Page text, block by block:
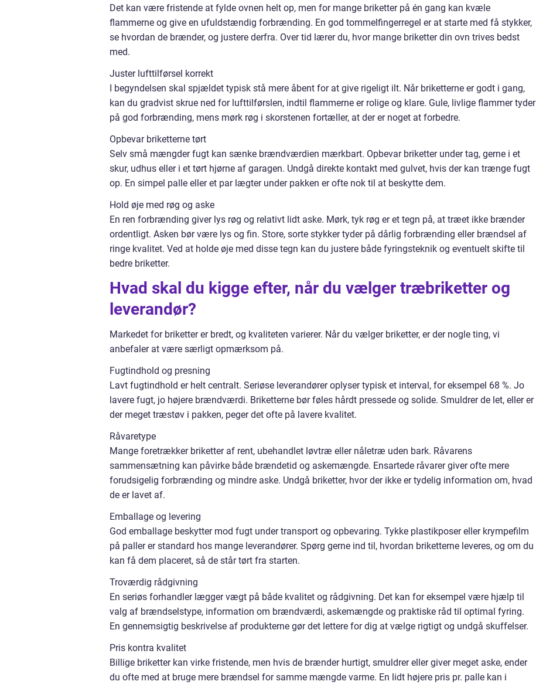
Det kan være fristende at fylde ovnen helt op, men for mange briketter på én gang kan kvæle
flammerne og give en ufuldstændig forbrænding. En god tommelfingerregel er at starte med få stykker,
se hvordan de brænder, og justere derfra. Over tid lærer du, hvor mange briketter din ovn trives bedst
med.
Juster lufttilførsel korrekt
I begyndelsen skal spjældet typisk stå mere åbent for at give rigeligt ilt. Når briketterne er godt i gang,
kan du gradvist skrue ned for lufttilførslen, indtil flammerne er rolige og klare. Gule, livlige flammer tyder
på god forbrænding, mens mørk røg i skorstenen fortæller, at der er noget at forbedre.
Opbevar briketterne tørt
Selv små mængder fugt kan sænke brændværdien mærkbart. Opbevar briketter under tag, gerne i et
skur, udhus eller i et tørt hjørne af garagen. Undgå direkte kontakt med gulvet, hvis der kan trænge fugt
op. En simpel palle eller et par lægter under pakken er ofte nok til at beskytte dem.
Hold øje med røg og aske
En ren forbrænding giver lys røg og relativt lidt aske. Mørk, tyk røg er et tegn på, at træet ikke brænder
ordentligt. Asken bør være lys og fin. Store, sorte stykker tyder på dårlig forbrænding eller brændsel af
ringe kvalitet. Ved at holde øje med disse tegn kan du justere både fyringsteknik og eventuelt skifte til
bedre briketter.
Hvad skal du kigge efter, når du vælger træbriketter og
leverandør?
Markedet for briketter er bredt, og kvaliteten varierer. Når du vælger briketter, er der nogle ting, vi
anbefaler at være særligt opmærksom på.
Fugtindhold og presning
Lavt fugtindhold er helt centralt. Seriøse leverandører oplyser typisk et interval, for eksempel 68 %. Jo
lavere fugt, jo højere brændværdi. Briketterne bør føles hårdt pressede og solide. Smuldrer de let, eller er
der meget træstøv i pakken, peger det ofte på lavere kvalitet.
Råvaretype
Mange foretrækker briketter af rent, ubehandlet løvtræ eller nåletræ uden bark. Råvarens
sammensætning kan påvirke både brændetid og askemængde. Ensartede råvarer giver ofte mere
forudsigelig forbrænding og mindre aske. Undgå briketter, hvor der ikke er tydelig information om, hvad
de er lavet af.
Emballage og levering
God emballage beskytter mod fugt under transport og opbevaring. Tykke plastikposer eller krympefilm
på paller er standard hos mange leverandører. Spørg gerne ind til, hvordan briketterne leveres, og om du
kan få dem placeret, så de står tørt fra starten.
Troværdig rådgivning
En seriøs forhandler lægger vægt på både kvalitet og rådgivning. Det kan for eksempel være hjælp til
valg af brændselstype, information om brændværdi, askemængde og praktiske råd til optimal fyring.
En gennemsigtig beskrivelse af produkterne gør det lettere for dig at vælge rigtigt og undgå skuffelser.
Pris kontra kvalitet
Billige briketter kan virke fristende, men hvis de brænder hurtigt, smuldrer eller giver meget aske, ender
du ofte med at bruge mere brændsel for samme mængde varme. En lidt højere pris pr. palle kan i